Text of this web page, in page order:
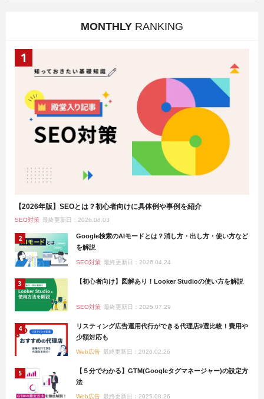
MONTHLY RANKING
【2026年版】SEOとは？初心者向けに具体例や事例を紹介
SEO対策 最終更新日：2026.08.03
Google検索のAIモードとは？消し方・出し方・使い方など
を解説
SEO対策 最終更新日：2026.04.24
【初心者向け】図解あり！Looker Studioの使い方を解説
SEO対策 最終更新日：2025.07.29
リスティング広告運用代行ができる代理店9選比較！費用や
少額対応も
Web広告 最終更新日：2026.02.26
【５分でわかる】GTM(Googleタグマネージャー)の設定方
法
Web広告 最終更新日：2025.08.26